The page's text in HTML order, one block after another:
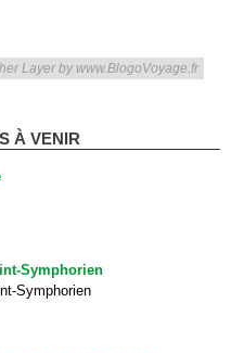
Layer by www.BlogoVoyage.fr
À VENIR
Symphorien
Symphorien